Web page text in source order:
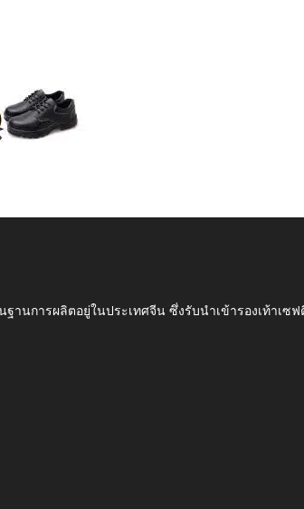
ฐานการผลิตอยู่ในประเทศจีน ซึ่งรับนำเข้ารองเท้า